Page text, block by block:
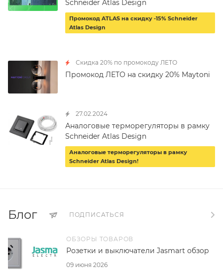
Schneider Atlas Design
Промокод ATLAS на скидку -15% Schneider
Atlas Design
Скидка 20% по промокоду ЛЕТО
Промокод ЛЕТО на скидку 20% Maytoni
27.02.2024
Аналоговые терморегуляторы в рамку
Schneider Atlas Design
Аналоговые терморегуляторы в рамку
Schneider Atlas Design!
Блог ПОДПИСАТЬСЯ
ОБЗОРЫ ТОВАРОВ
09 июня 2026
Розетки и выключатели Jasmart обзор